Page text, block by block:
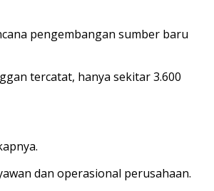
pengembangan sumber baru
tercatat, hanya sekitar 3.600
dan operasional perusahaan.